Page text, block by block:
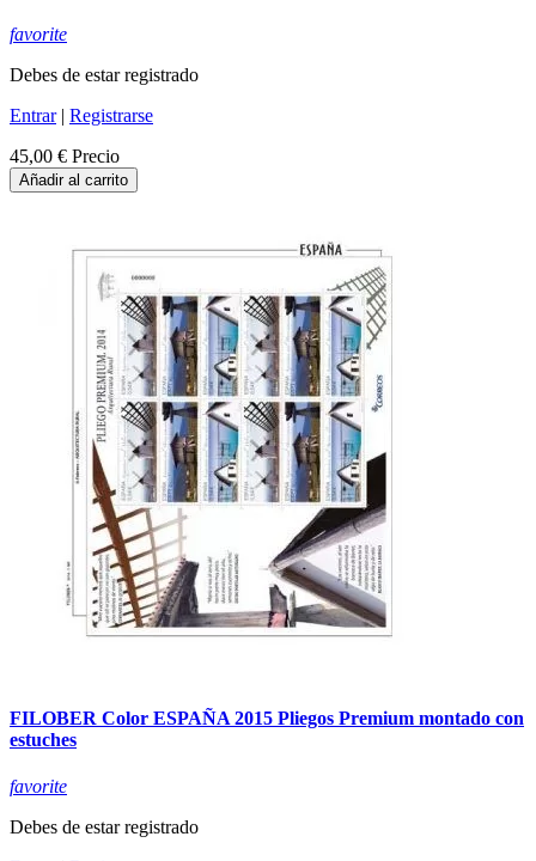
favorite
Debes de estar registrado
Entrar| Registrarse
45,00 € Precio
Añadir al carrito
FILOBER Color ESPAÑA 2015 Pliegos Premium montado con
estuches
favorite
Debes de estar registrado